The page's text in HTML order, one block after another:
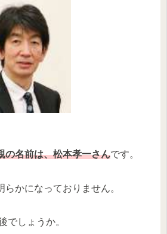
の名前は、松本孝一さんです。
かになっておりません。
でしょうか。